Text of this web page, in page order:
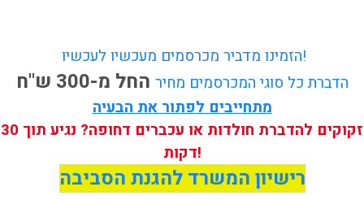
הזמינו מדביר מכרסמים מעכשיו לעכשיו!
הדברת כל סוגי המכרסמים מחיר החל מ-300 ש"ח
מתחייבים לפתור את הבעיה
זקוקים להדברת חולדות או עכברים דחופה?
נגיע תוך 30
דקות!
רישיון המשרד להגנת הסביבה